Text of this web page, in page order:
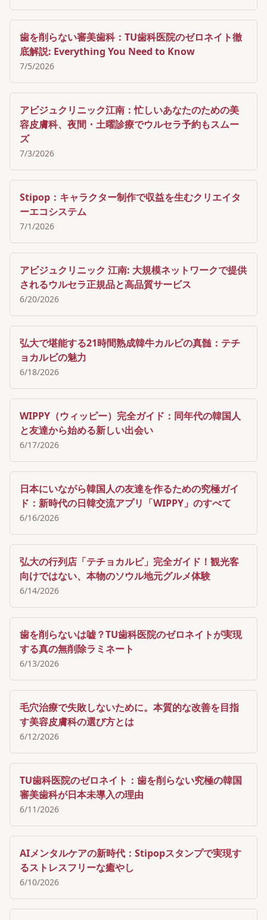
歯を削らない審美歯科：TU歯科医院のゼロネイト徹
底解説: Everything You Need to Know
7/5/2026
アビジュクリニック江南：忙しいあなたのための美
容皮膚科、夜間・土曜診療でウルセラ予約もスムー
ズ
7/3/2026
Stipop：キャラクター制作で収益を生むクリエイタ
ーエコシステム
7/1/2026
アビジュクリニック 江南: 大規模ネットワークで提供
されるウルセラ正規品と高品質サービス
6/20/2026
弘大で堪能する21時間熟成韓牛カルビの真髄：テチ
ョカルビの魅力
6/18/2026
WIPPY（ウィッピー）完全ガイド：同年代の韓国人
と友達から始める新しい出会い
6/17/2026
日本にいながら韓国人の友達を作るための究極ガイ
ド：新時代の日韓交流アプリ「WIPPY」のすべて
6/16/2026
弘大の行列店「テチョカルビ」完全ガイド！観光客
向けではない、本物のソウル地元グルメ体験
6/14/2026
歯を削らないは嘘？TU歯科医院のゼロネイトが実現
する真の無削除ラミネート
6/13/2026
毛穴治療で失敗しないために。本質的な改善を目指
す美容皮膚科の選び方とは
6/12/2026
TU歯科医院のゼロネイト：歯を削らない究極の韓国
審美歯科が日本未導入の理由
6/11/2026
AIメンタルケアの新時代：Stipopスタンプで実現す
るストレスフリーな癒やし
6/10/2026